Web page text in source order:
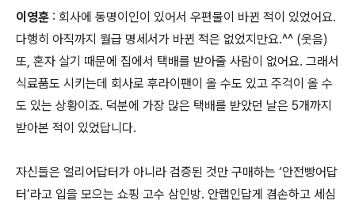
이영훈 : 회사에 동명이인이 있어서 우편물이 바뀐 적이 있었어요.
다행히 아직까지 월급 명세서가 바뀐 적은 없었지만요.^^ (웃음)
또, 혼자 살기 때문에 집에서 택배를 받아줄 사람이 없어요. 그래서
식료품도 시키는데 회사로 후라이팬이 올 수도 있고 주걱이 올 수
도 있는 상황이죠. 덕분에 가장 많은 택배를 받았던 날은 5개까지
받아본 적이 있었답니다.
자신들은 얼리어답터가 아니라 검증된 것만 구매하는 ‘안전빵어답
터’라고 입을 모으는 쇼핑 고수 삼인방. 안랩인답게 겸손하고 세심